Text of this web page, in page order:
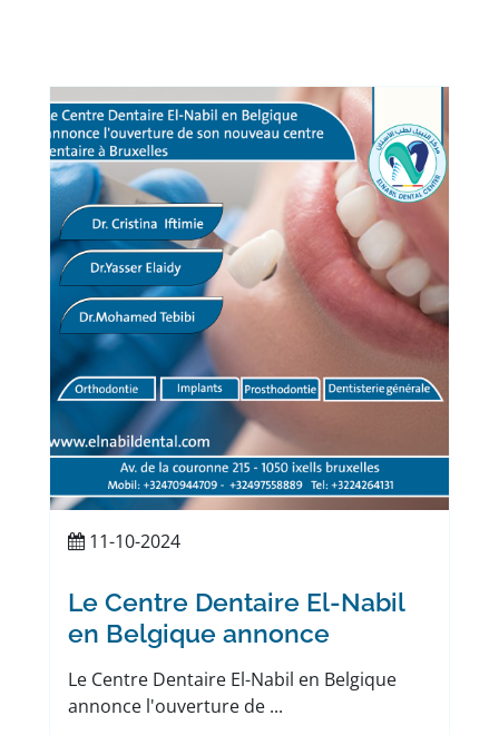
11-10-2024
Le Centre Dentaire El-Nabil
en Belgique annonce
Le Centre Dentaire El-Nabil en Belgique
annonce l'ouverture de ...